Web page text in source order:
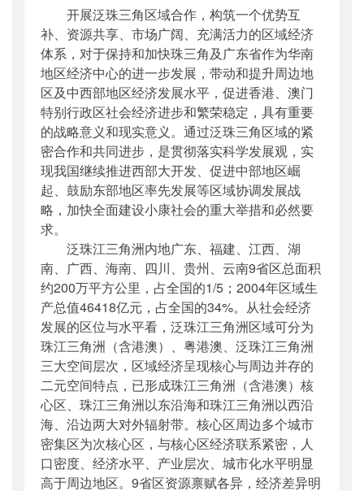
主题分类：综合规划
公文类型： 部文件
开展泛珠三角区域合作，构筑一个优势互
补、资源共享、市场广阔、充满活力的区域经济
体系，对于保持和加快珠三角及广东省作为华南
地区经济中心的进一步发展，带动和提升周边地
区及中西部地区经济发展水平，促进香港、澳门
特别行政区社会经济进步和繁荣稳定，具有重要
的战略意义和现实意义。通过泛珠三角区域的紧
密合作和共同进步，是贯彻落实科学发展观，实
现我国继续推进西部大开发、促进中部地区崛
起、鼓励东部地区率先发展等区域协调发展战
略，加快全面建设小康社会的重大举措和必然要
求。
泛珠江三角洲内地广东、福建、江西、湖
南、广西、海南、四川、贵州、云南9省区总面积
约200万平方公里，占全国的1/5；2004年区域生
产总值46418亿元，占全国的34%。从社会经济
发展的区位与水平看，泛珠江三角洲区域可分为
珠江三角洲（含港澳）、粤港澳、泛珠江三角洲
三大空间层次，区域经济呈现核心与周边并存的
二元空间特点，已形成珠江三角洲（含港澳）核
心区、珠江三角洲以东沿海和珠江三角洲以西沿
海、沿边两大对外辐射带。核心区周边多个城市
密集区为次核心区，与核心区经济联系紧密，人
口密度、经济水平、产业层次、城市化水平明显
高于周边地区。9省区资源禀赋各异，经济差异明